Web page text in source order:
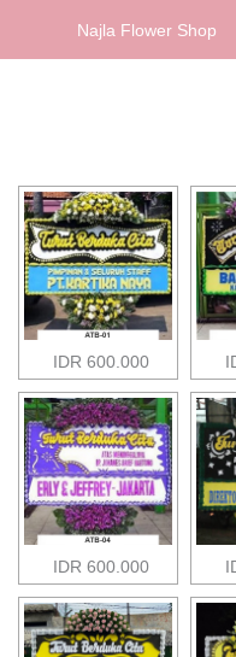
Najla Flower Shop
IDR 600.000
IDR 600.000